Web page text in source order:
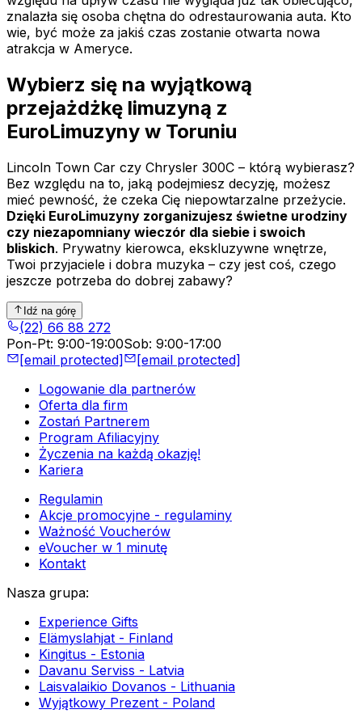
znalazła się osoba chętna do odrestaurowania auta. Kto
wie, być może za jakiś czas zostanie otwarta nowa
atrakcja w Ameryce.
Wybierz się na wyjątkową
przejażdżkę limuzyną z
EuroLimuzyny w Toruniu
Lincoln Town Car czy Chrysler 300C – którą wybierasz?
Bez względu na to, jaką podejmiesz decyzję, możesz
mieć pewność, że czeka Cię niepowtarzalne przeżycie.
Dzięki EuroLimuzyny zorganizujesz świetne urodziny
czy niezapomniany wieczór dla siebie i swoich
bliskich. Prywatny kierowca, ekskluzywne wnętrze,
Twoi przyjaciele i dobra muzyka – czy jest coś, czego
jeszcze potrzeba do dobrej zabawy?
Idź na górę
(22) 66 88 272
Pon-Pt: 9:00-19:00Sob: 9:00-17:00
[email protected]
[email protected]
Logowanie dla partnerów
Oferta dla firm
Zostań Partnerem
Program Afiliacyjny
Życzenia na każdą okazję!
Kariera
Regulamin
Akcje promocyjne - regulaminy
Ważność Voucherów
eVoucher w 1 minutę
Kontakt
Nasza grupa:
Experience Gifts
Elämyslahjat - Finland
Kingitus - Estonia
Davanu Serviss - Latvia
Laisvalaikio Dovanos - Lithuania
Wyjątkowy Prezent - Poland